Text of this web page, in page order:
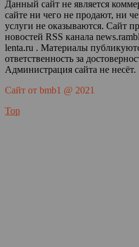
Данный сайт не является
сайте ни чего не продают, ни
услуги не оказываются. Сайт
новостей RSS канала
lenta.ru . Материалы
ответственность за
Администрация сайта не несёт.
Сайт от bmb1 @ 2021
Top